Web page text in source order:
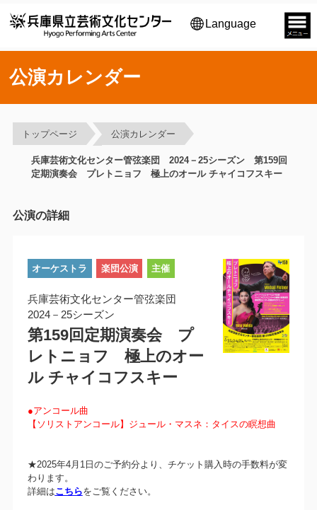
Language
公演カレンダー
トップページ 公演カレンダー
兵庫芸術文化センター管弦楽団 2024－25シーズン 第159回
定期演奏会 プレトニョフ 極上のオール チャイコフスキー
公演の詳細
オーケストラ 楽団公演 主催
兵庫芸術文化センター管弦楽団
2024－25シーズン
第159回定期演奏会 プ
レトニョフ 極上のオー
ル チャイコフスキー
●アンコール曲
【ソリストアンコール】ジュール・マスネ：タイスの瞑想曲
★2025年4月1日のご予約分より、チケット購入時の手数料が変
わります。
詳細はこちらをご覧ください。